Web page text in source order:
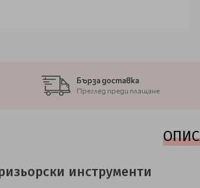
Бърза доставка
Преглед преди плащане
инструменти